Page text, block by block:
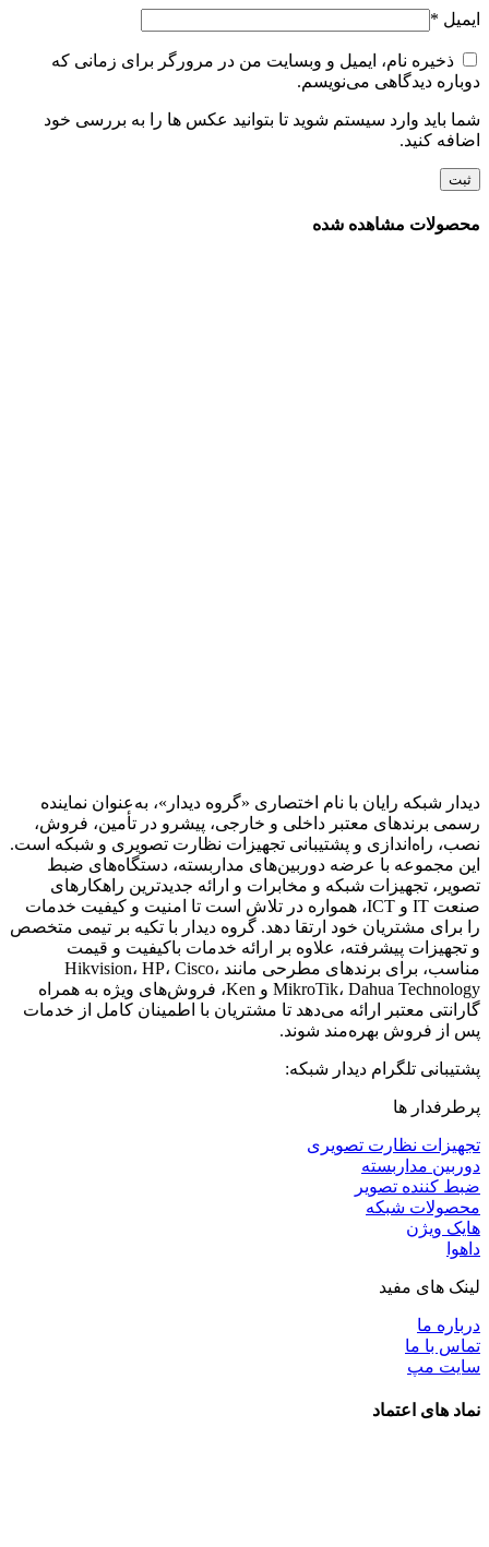
ایمیل *
ذخیره نام، ایمیل و وبسایت من در مرورگر برای زمانی که
دوباره دیدگاهی می‌نویسم.
شما باید وارد سیستم شوید تا بتوانید عکس ها را به بررسی خود
اضافه کنید.
محصولات مشاهده شده
دیدار شبکه رایان با نام اختصاری «گروه دیدار»، به‌عنوان نماینده
رسمی برندهای معتبر داخلی و خارجی، پیشرو در تأمین، فروش،
نصب، راه‌اندازی و پشتیبانی تجهیزات نظارت تصویری و شبکه است.
این مجموعه با عرضه دوربین‌های مداربسته، دستگاه‌های ضبط
تصویر، تجهیزات شبکه و مخابرات و ارائه جدیدترین راهکارهای
صنعت IT و ICT، همواره در تلاش است تا امنیت و کیفیت خدمات
را برای مشتریان خود ارتقا دهد. گروه دیدار با تکیه بر تیمی متخصص
و تجهیزات پیشرفته، علاوه بر ارائه خدمات باکیفیت و قیمت
مناسب، برای برندهای مطرحی مانند Hikvision، HP، Cisco،
MikroTik، Dahua Technology و Ken، فروش‌های ویژه به همراه
گارانتی معتبر ارائه می‌دهد تا مشتریان با اطمینان کامل از خدمات
پس از فروش بهره‌مند شوند.
پشتیبانی تلگرام دیدار شبکه:
پرطرفدار ها
تجهیزات نظارت تصویری
دوربین مداربسته
ضبط کننده تصویر
محصولات شبکه
هایک ویژن
داهوا
لینک های مفید
درباره ما
تماس با ما
سایت مپ
نماد های اعتماد